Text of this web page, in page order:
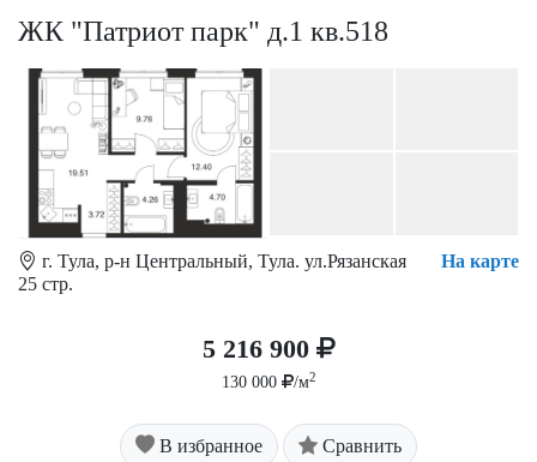
ЖК "Патриот парк" д.1 кв.518
г. Тула, р-н Центральный, Тула. ул.Рязанская
25 стр.
На карте
5 216 900
130 000 /м2
В избранное Сравнить